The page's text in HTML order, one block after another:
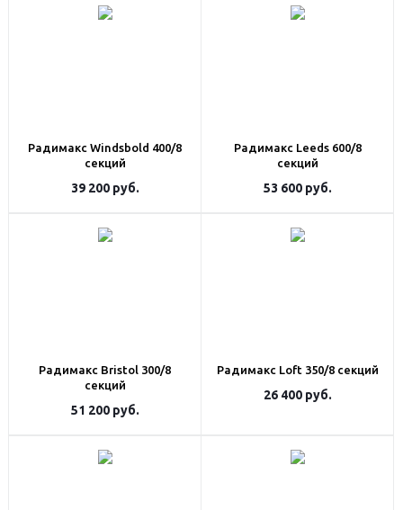
Радимакс Windsbold 400/8
секций
39 200руб.
Радимакс Leeds 600/8
секций
53 600руб.
Радимакс Bristol 300/8
секций
51 200руб.
Радимакс Loft 350/8 секций
26 400руб.